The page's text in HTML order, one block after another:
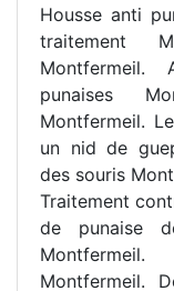
Housse anti
traitement
Montfermeil.
punaises
Montfermeil.
un nid de
des souris
Traitement
de punaise
Montfermeil.